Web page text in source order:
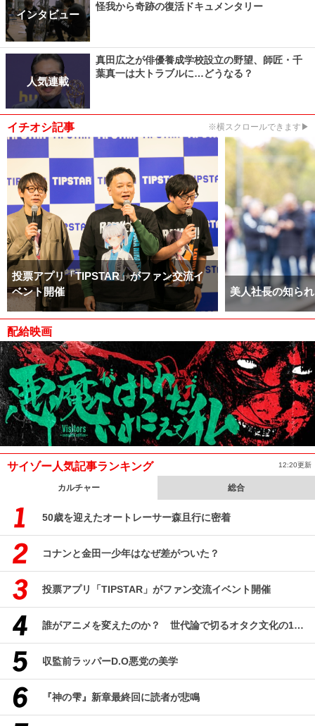
インタビュー
怪我から奇跡の復活ドキュメンタリー
人気連載
真田広之が俳優養成学校設立の野望、師匠・千
葉真一は大トラブルに…どうなる？
イチオシ記事 ※横スクロールできます▶
投票アプリ「TIPSTAR」がファン交流イ
ベント開催
美人社長の知ら
配給映画
サイゾー人気記事ランキング 12:20更新
カルチャー 総合
50歳を迎えたオートレーサー森且行に密着
コナンと金田一少年はなぜ差がついた？
投票アプリ「TIPSTAR」がファン交流イベント開催
誰がアニメを変えたのか？ 世代論で切るオタク文化の10年、そして50年
収監前ラッパーD.O悪党の美学
『神の雫』新章最終回に読者が悲鳴